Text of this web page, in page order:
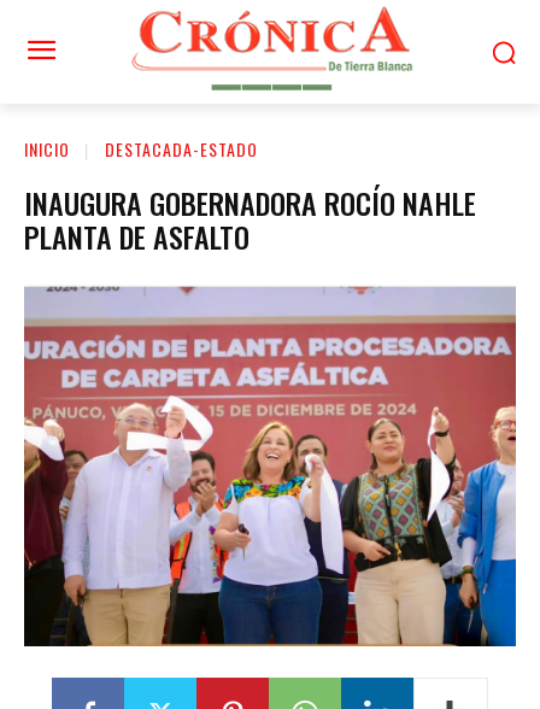
INICIO DESTACADA-ESTADO
INAUGURA GOBERNADORA ROCÍO NAHLE
PLANTA DE ASFALTO